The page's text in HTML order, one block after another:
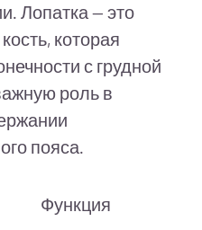
Лопатка — это
которая
с грудной
роль в
пояса.
Функция